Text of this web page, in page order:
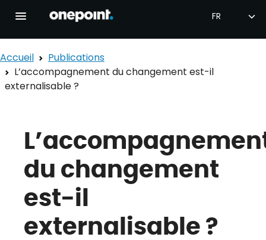
Accueil Onepoint
Accueil
Publications
L’accompagnement du changement est-il
externalisable ?
du changement
est-il
externalisable ?